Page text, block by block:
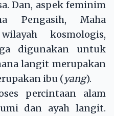
Dan, aspek feminim
Pengasih, Maha
kosmologis,
digunakan untuk
langit merupakan
ibu (yang).
percintaan alam
dan ayah langit.